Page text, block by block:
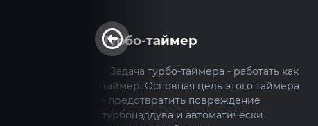
Турбо-таймер
Задача турбо-таймера - работать как
таймер. Основная цель этого таймера
- предотвратить повреждение
турбонаддува и автоматически